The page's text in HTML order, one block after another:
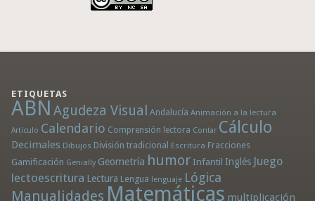
ETIQUETAS
ABN Agudeza Visual Andalucía Animación a la lectura
Artículo Calendario Comprensión lectora Contar Cálculo
Decimales Dibujos División tradicional Escritura Fracciones
Gamificación Genially Geometría humor Infantil Inglés Juego
lectoescritura Lectura Lengua lenguaje Lógica
Manualidades Matemáticas multiplicación